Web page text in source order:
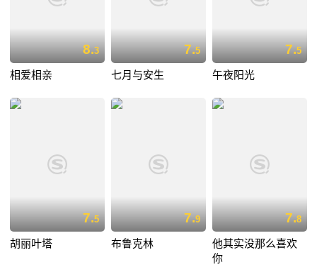
8.3
相爱相亲
7.5
七月与安生
7.5
午夜阳光
7.5
胡丽叶塔
7.9
布鲁克林
7.8
他其实没那么喜欢
你